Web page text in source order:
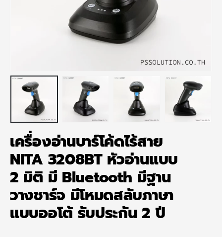
เครื่องอ่านบาร์โค้ดไร้สาย
NITA 3208BT หัวอ่านแบบ
2 มิติ มี Bluetooth มีฐาน
วางชาร์จ มีโหมดสลับภาษา
แบบออโต้ รับประกัน 2 ปี